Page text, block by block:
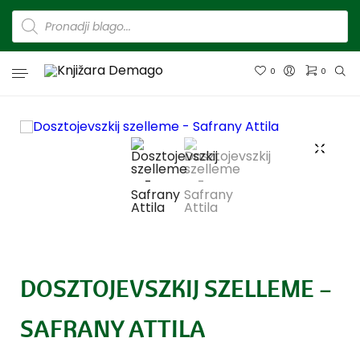
0 0
DOSZTOJEVSZKIJ SZELLEME –
SAFRANY ATTILA